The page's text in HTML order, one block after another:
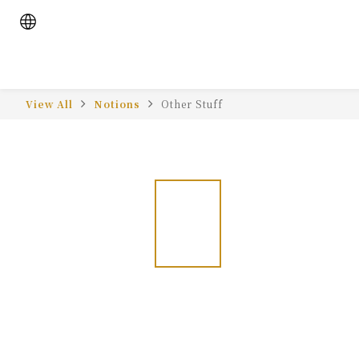
View All Notions Other Stuff